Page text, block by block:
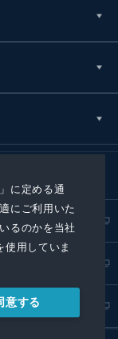
」に定める通
にご利用いた
るのかを当社
用していま
意する
ーポリシー